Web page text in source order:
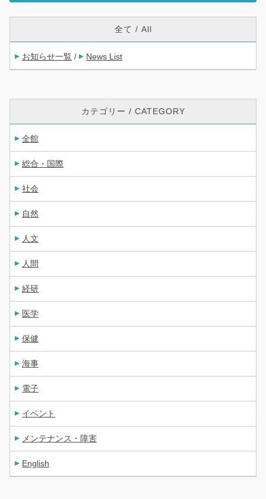
全て / All
お知らせ一覧 / News List
カテゴリー / CATEGORY
全館
総合・国際
社会
自然
人文
人間
経研
医学
保健
海事
電子
イベント
メンテナンス・障害
English